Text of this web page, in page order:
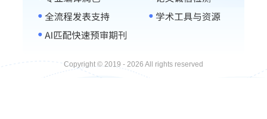
Copyright © 2019 - 2026 All rights reserved